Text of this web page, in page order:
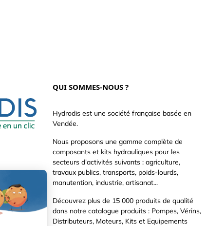
QUI SOMMES-NOUS ?
Hydrodis est une société française basée en
Vendée.
Nous proposons une gamme complète de
composants et kits hydrauliques pour les
secteurs d'activités suivants : agriculture,
travaux publics, transports, poids-lourds,
manutention, industrie, artisanat...
Découvrez plus de 15 000 produits de qualité
dans notre catalogue produits : Pompes, Vérins,
Distributeurs, Moteurs, Kits et Equipements